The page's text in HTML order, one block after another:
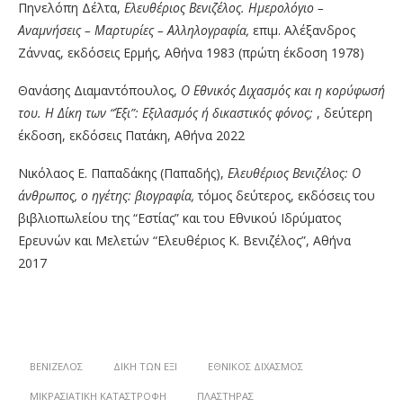
Πηνελόπη Δέλτα, Ελευθέριος Βενιζέλος. Ημερολόγιο –
Αναμνήσεις – Μαρτυρίες – Αλληλογραφία, επιμ. Αλέξανδρος
Ζάννας, εκδόσεις Ερμής, Αθήνα 1983 (πρώτη έκδοση 1978)
Θανάσης Διαμαντόπουλος, Ο Εθνικός Διχασμός και η κορύφωσή
του. Η Δίκη των “Έξι”: Εξιλασμός ή δικαστικός φόνος; , δεύτερη
έκδοση, εκδόσεις Πατάκη, Αθήνα 2022
Νικόλαος Ε. Παπαδάκης (Παπαδής), Ελευθέριος Βενιζέλος: Ο
άνθρωπος, ο ηγέτης: βιογραφία, τόμος δεύτερος, εκδόσεις του
βιβλιοπωλείου της “Εστίας” και του Εθνικού Ιδρύματος
Ερευνών και Μελετών “Ελευθέριος Κ. Βενιζέλος”, Αθήνα
2017
ΒΕΝΙΖΈΛΟΣ ΔΊΚΗ ΤΩΝ ΈΞΙ ΕΘΝΙΚΌΣ ΔΙΧΑΣΜΌΣ
ΜΙΚΡΑΣΙΑΤΙΚΉ ΚΑΤΑΣΤΡΟΦΉ ΠΛΑΣΤΉΡΑΣ